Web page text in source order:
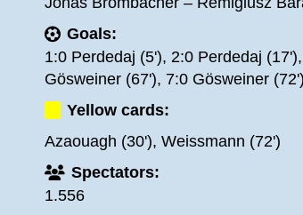
Goals:
1:0 Perdedaj (5'), 2:0 Perdedaj
Gösweiner (67'), 7:0 Gösweiner (72')
Yellow cards:
Azaouagh (30'), Weissmann (72')
Spectators:
1.556